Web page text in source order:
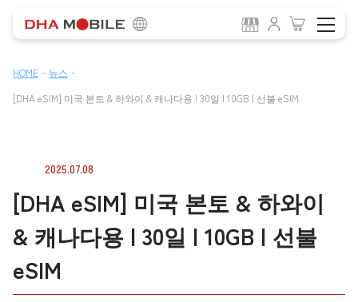
HOME - 뉴스 -
[DHA eSIM] 미국 본토 & 하와이 & 캐나다용 | 30일 | 10GB | 선불 eSIM
2025.07.08
[DHA eSIM] 미국 본토 & 하와이
& 캐나다용 | 30일 | 10GB | 선불
eSIM